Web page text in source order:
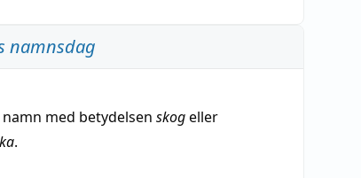
namnsdag
med betydelsen skogeller
.